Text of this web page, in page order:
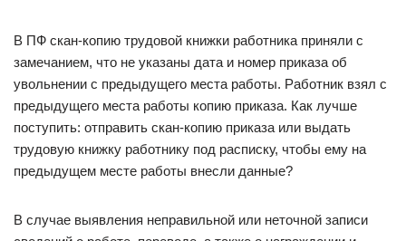
В ПФ скан-копию трудовой книжки работника приняли с
замечанием, что не указаны дата и номер приказа об
увольнении с предыдущего места работы. Работник взял с
предыдущего места работы копию приказа. Как лучше
поступить: отправить скан-копию приказа или выдать
трудовую книжку работнику под расписку, чтобы ему на
предыдущем месте работы внесли данные?
В случае выявления неправильной или неточной записи